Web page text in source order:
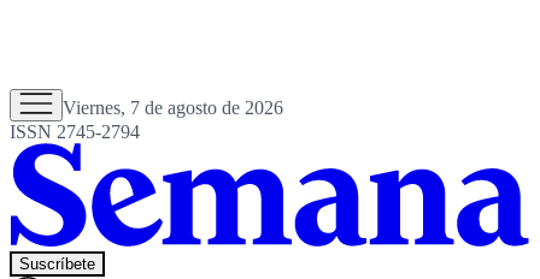
Viernes, 7 de agosto de 2026
ISSN 2745-2794
Suscríbete